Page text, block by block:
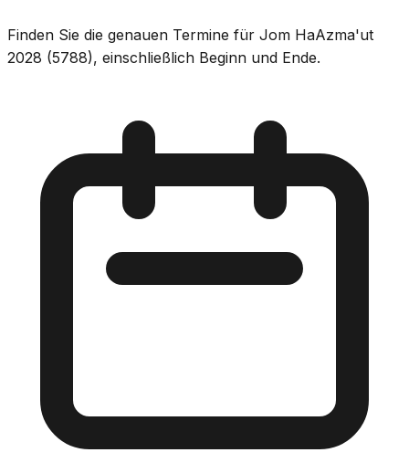
Finden Sie die genauen Termine für Jom HaAzma'ut
2028 (5788), einschließlich Beginn und Ende.